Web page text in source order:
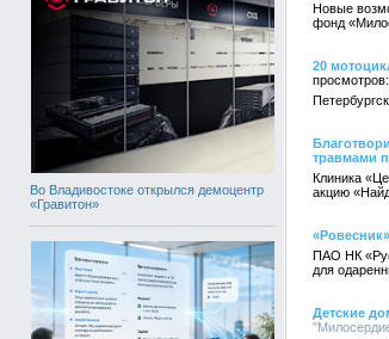
Во Владивостоке открылся демоцентр
«Гравитон»
Новые
фонд
20
травмами
Клиника
акцию
ПАО НК
для
Детские